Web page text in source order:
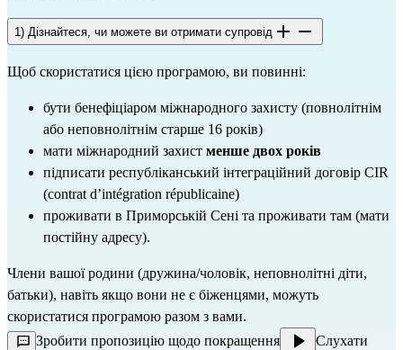
1) Дізнайтеся, чи можете ви отримати супровід
Щоб скористатися цією програмою, ви повинні:
бути бенефіціаром міжнародного захисту (повнолітнім
або неповнолітнім старше 16 років)
мати міжнародний захист менше двох років
підписати республіканський інтеграційний договір CIR
(contrat d’intégration républicaine)
проживати в Приморській Сені та проживати там (мати
постійну адресу).
Члени вашої родини (дружина/чоловік, неповнолітні діти,
батьки), навіть якщо вони не є біженцями, можуть
скористатися програмою разом з вами.
Зробити пропозицію щодо покращення
Слухати